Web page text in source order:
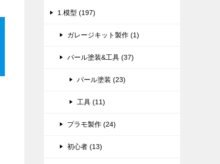
1.模型 (197)
ガレージキット製作 (1)
パール塗装&工具 (37)
パール塗装 (23)
工具 (11)
プラモ製作 (24)
初心者 (13)